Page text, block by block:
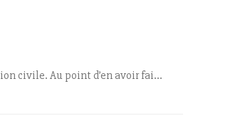
civile. Au point d’en avoir fai...